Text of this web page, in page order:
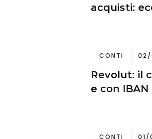
acquisti:
CONTI 02/
Revolut: il
e con
CONTI 01/